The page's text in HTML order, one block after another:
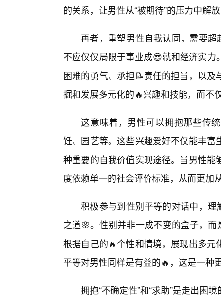
的关系，让男性从“被期待”的压力中解
再者，重塑男性自我认同，需要超
不应仅仅局限于事业成😎就和经济实
困难的勇气、承担📝责任的担当，以
掘和发展多元化的🔥兴趣和技能，而不
这意味着，男性可以拥抱那些传
饪、园艺等。这些兴趣爱好不仅能丰
种重要的自我价值实现途径。当男性
度依赖单一的社会评价标准，从而更加
积极参与到性别平等的对话中，理
之道🌸。性别并非一成不变的盒子，
根据自己的🔥个性和情境，展现出多
平等对男性同样是有益的🔥，这是一种
拥抱“不确定性”和“求助”是走出困